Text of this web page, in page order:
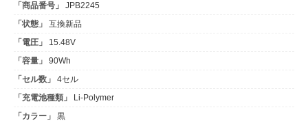
「商品番号」
JPB2245
「状態」
互換新品
「電圧」
15.48V
「容量」
90Wh
「セル数」
4セル
「充電池種類」
Li-Polymer
「カラー」
黒